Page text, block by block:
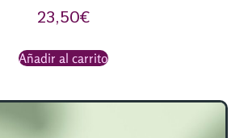
23,50€
Añadir al carrito